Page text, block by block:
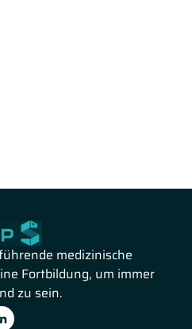
medizinische
Fortbildung, um immer
zu sein.